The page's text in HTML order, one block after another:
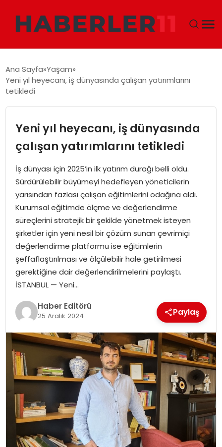
DÜNYA
TEKNOLOJI
MAGAZIN
SPOR
YAŞAM
Ana Sayfa Yaşam
Yeni yıl heyecanı, iş dünyasında çalışan yatırımlarını
tetikledi
Yeni yıl heyecanı, iş dünyasında
çalışan yatırımlarını tetikledi
İş dünyası için 2025’in ilk yatırım durağı belli oldu.
Sürdürülebilir büyümeyi hedefleyen yöneticilerin
yarısından fazlası çalışan eğitimlerini odağına aldı.
Kurumsal eğitimde ölçme ve değerlendirme
süreçlerini stratejik bir şekilde yönetmek isteyen
şirketler için yeni nesil bir çözüm sunan çevrimiçi
değerlendirme platformu ise eğitimlerin
şeffaflaştırılması ve ölçülebilir hale getirilmesi
gerektiğine dair değerlendirilmelerini paylaştı.
İSTANBUL — Yeni…
Haber Editörü
25 Aralık 2024 Paylaş